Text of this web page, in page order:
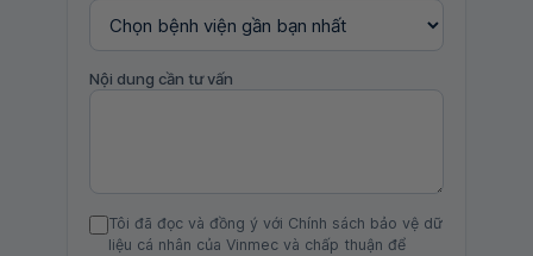
Nội dung cần tư vấn
Tôi đã đọc và đồng ý với Chính sách bảo vệ dữ
liệu cá nhân của Vinmec và chấp thuận để